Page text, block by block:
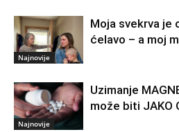
Najnovije
Moja svekrva je
ćelavo – a moj
Najnovije
Uzimanje
može biti JAKO